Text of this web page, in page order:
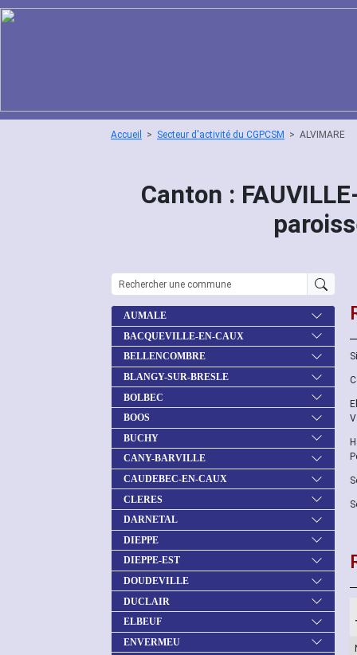
Accueil Secteur d'activité du CGPCSM ALVIMARE
Canton :
AUMALE
BACQUEVILLE-EN-CAUX
BELLENCOMBRE
BLANGY-SUR-BRESLE
BOLBEC
BOOS
BUCHY
CANY-BARVILLE
CAUDEBEC-EN-CAUX
CLERES
DARNETAL
DIEPPE
DIEPPE-EST
DOUDEVILLE
DUCLAIR
ELBEUF
ENVERMEU